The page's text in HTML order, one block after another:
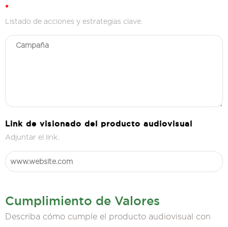
*
Listado de acciones y estrategias clave.
Link de visionado del producto audiovisual
Adjuntar el link.
Cumplimiento de Valores
Describa cómo cumple el producto audiovisual con